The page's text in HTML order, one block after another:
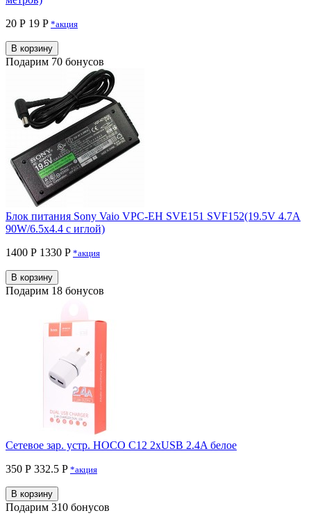
20 Р 19 P *акция
В корзину
Подарим 70 бонусов
Блок питания Sony Vaio VPC-EH SVE151 SVF152(19.5V 4.7A
90W/6.5x4.4 с иглой)
1400 Р 1330 P *акция
В корзину
Подарим 18 бонусов
Сетевое зар. устр. HOCO C12 2xUSB 2.4A белое
350 Р 332.5 P *акция
В корзину
Подарим 310 бонусов